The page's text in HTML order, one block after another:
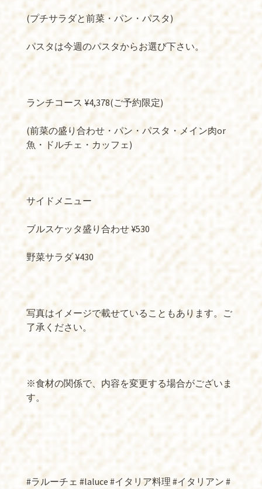
(プチサラダと前菜・パン・パスタ)
パスタは今週のパスタからお選び下さい。
ランチコース ¥4,378(ご予約限定)
(前菜の盛り合わせ・パン・パスタ・メイン肉or
魚・ドルチェ・カッフェ)
サイドメニュー
ブルスケッタ盛り合わせ ¥530
野菜サラダ ¥430
写真はイメージで載せていることもあります。ご
了承ください。
※食材の関係で、内容を変更する場合がございま
す。
#ラルーチェ #laluce #イタリア料理 #イタリアン #